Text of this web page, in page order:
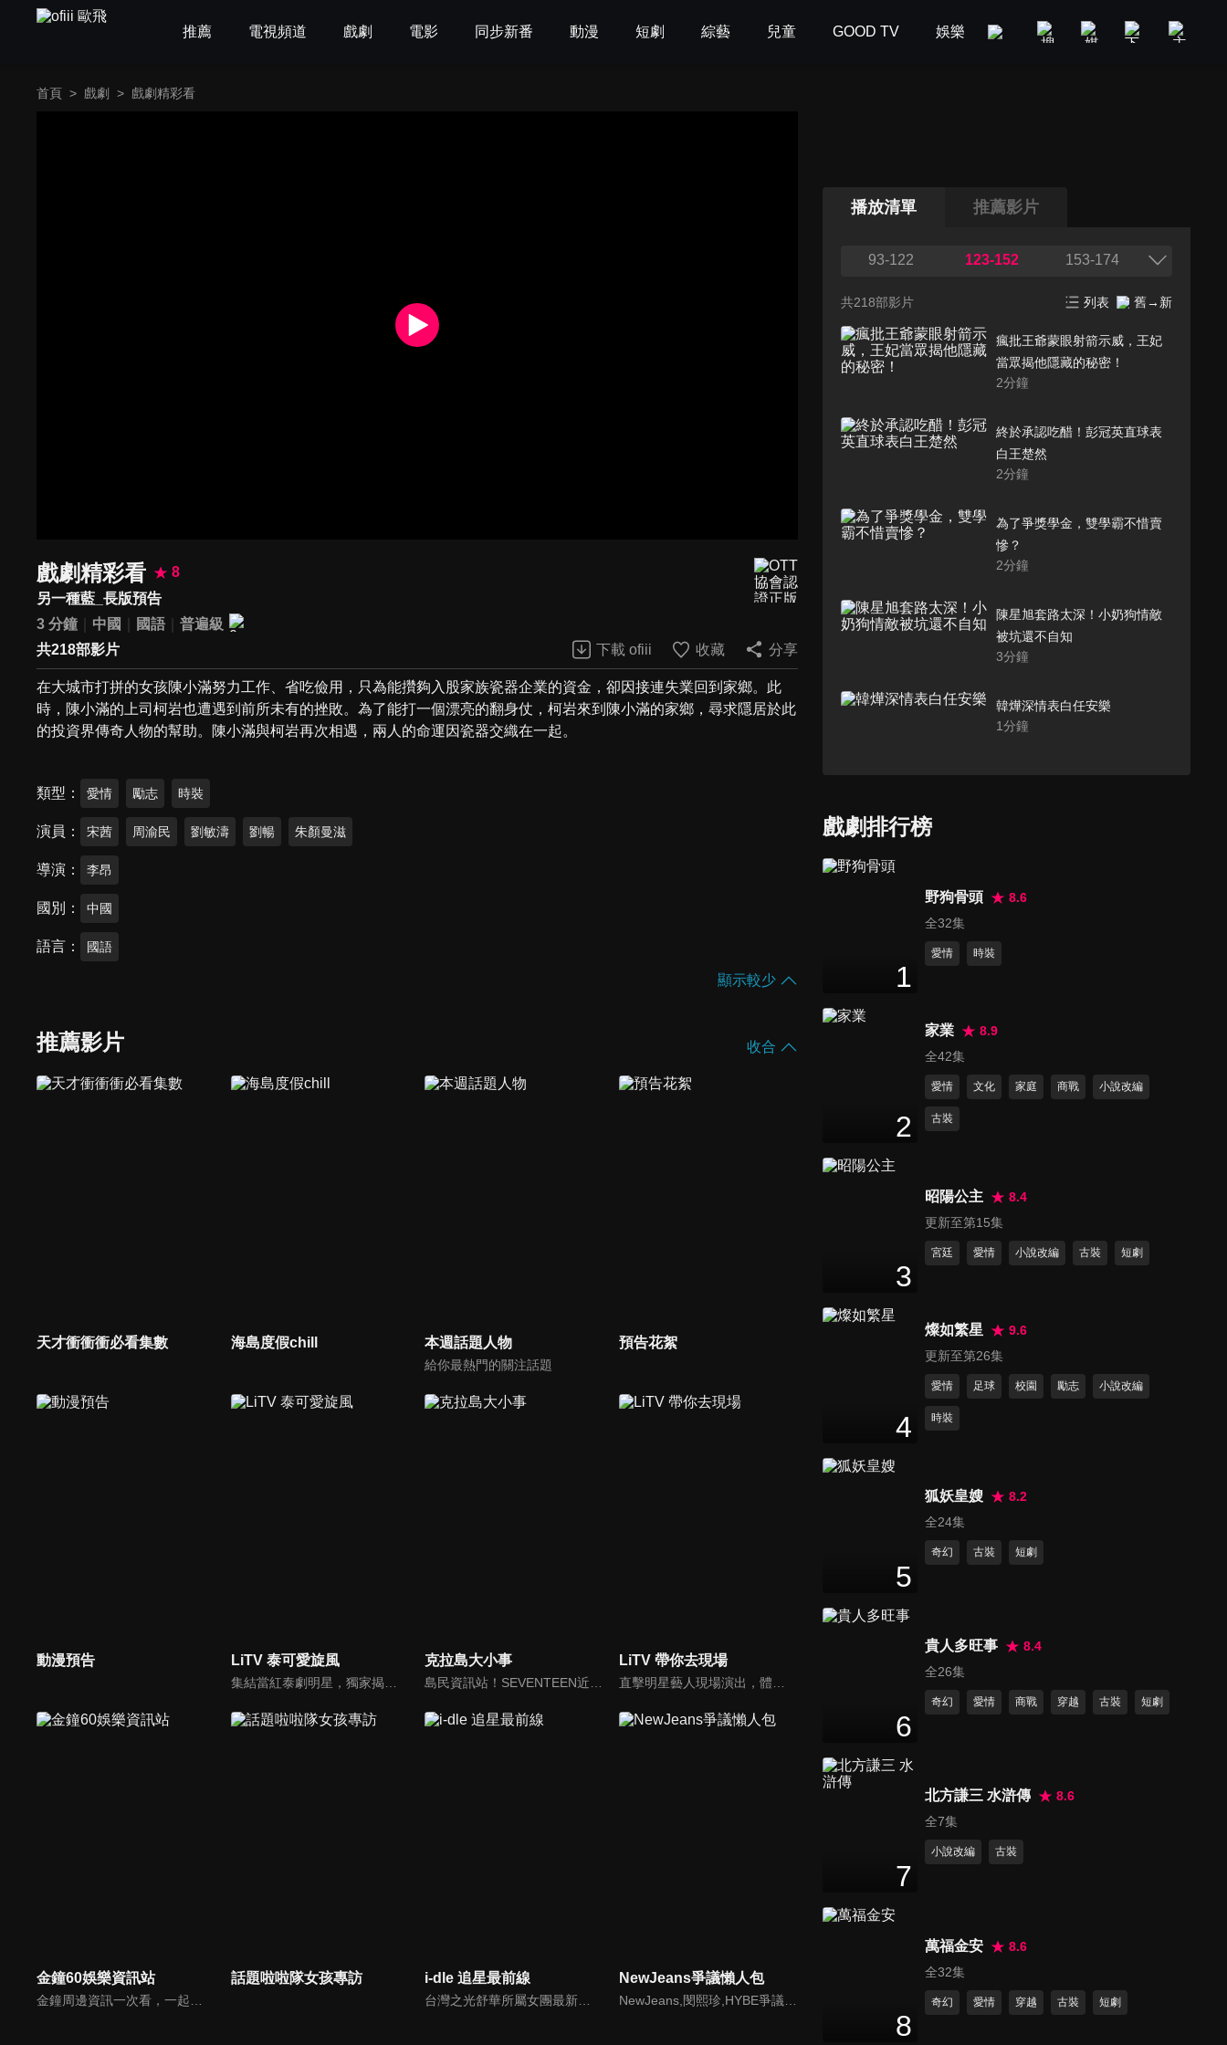
推薦 電視頻道 戲劇 電影 同步新番 動漫 短劇 綜藝 兒童 GOOD TV 娛樂 美食旅遊 新聞政論
首頁 > 戲劇 > 戲劇精彩看
戲劇精彩看
8
另一種藍_長版預告
3 分鐘
中國 國語
普遍級
共218部影片
下載 ofiii 收藏 分享
在大城市打拼的女孩陳小滿努力工作、省吃儉用，只為能攢夠入股家族瓷器企業的資金，卻因接連失業回到家鄉。此
時，陳小滿的上司柯岩也遭遇到前所未有的挫敗。為了能打一個漂亮的翻身仗，柯岩來到陳小滿的家鄉，尋求隱居於此
的投資界傳奇人物的幫助。陳小滿與柯岩再次相遇，兩人的命運因瓷器交織在一起。
類型 愛情 勵志 時裝
演員 宋茜 周渝民 劉敏濤 劉暢 朱顏曼滋
導演 李昂
國別 中國
語言 國語
顯示較少
推薦影片 收合
天才衝衝衝必看集數 海島度假chill 本週話題人物
給你最熱門的關注話題
預告花絮
動漫預告 LiTV 泰可愛旋風 克拉島大小事 LiTV 帶你去現場
金鐘60娛樂資訊站
金鐘周邊資訊一次看，一起預測金鐘得主！
話題啦啦隊女孩專訪 i-dle 追星最前線
台灣之光舒華所屬女團最新消息報你知
NewJeans爭議懶人包
NewJeans,閔熙珍,HYBE爭議懶人包
播放清單 推薦影片
93-122 123-152 153-174
共218部影片 列表 舊→新
瘋批王爺蒙眼射箭示威，王妃
當眾揭他隱藏的秘密！
2分鐘
終於承認吃醋！彭冠英直球表
白王楚然
2分鐘
為了爭獎學金，雙學霸不惜賣
慘？
2分鐘
陳星旭套路太深！小奶狗情敵
被坑還不自知
3分鐘
韓燁深情表白任安樂
1分鐘
分鐘
2 分鐘
愛人成皇嫂！王爺不顧身分直
疼瘋了！
分鐘
分鐘
2
分鐘
時宴你會不會太幼稚了啦～
「可以追你嗎？」鄭書意丟直
巴，時宴凍未條～
戲劇排行榜
1
野狗骨頭
8.6
全32集
愛情 時裝
2
家業
8.9
全42集
愛情 文化 家庭 商戰 小說改編
古裝
3
昭陽公主
8.4
更新至第15集
宮廷 愛情 小說改編 古裝 短劇
4
燦如繁星
9.6
更新至第26集
愛情 足球 校園 勵志 小說改編
時裝
5
狐妖皇嫂
8.2
全24集
奇幻 古裝 短劇
6
貴人多旺事
8.4
全26集
奇幻 愛情 商戰 穿越 古裝 短劇
7
北方謙三 水滸傳
8.6
全7集
小說改編 古裝
8
萬福金安
8.6
全32集
奇幻 愛情 穿越 古裝 短劇